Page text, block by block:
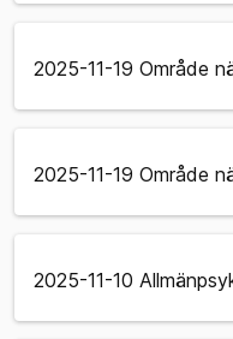
2025-11-19 Område
2025-11-19 Område
2025-11-10